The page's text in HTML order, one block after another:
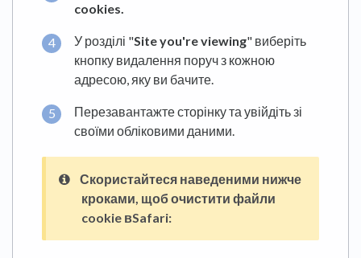
cookies.
У розділі "Site you're viewing" виберіть
кнопку видалення поруч з кожною
адресою, яку ви бачите.
Перезавантажте сторінку та увійдіть зі
своїми обліковими даними.
Скористайтеся наведеними нижче
кроками, щоб очистити файли
cookie вSafari: